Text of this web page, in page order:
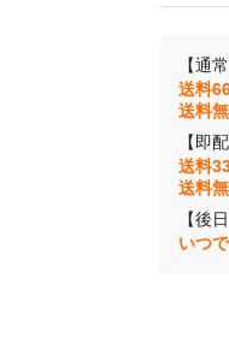
【通
送料
【即
送料
送料
【後